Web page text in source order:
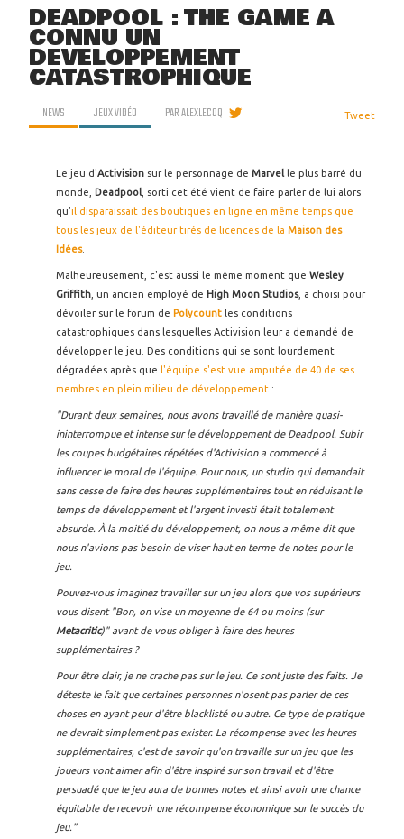
DEADPOOL : THE GAME A
CONNU UN
DÉVELOPPEMENT
CATASTROPHIQUE
NEWS JEUX VIDÉO PARALEXLECOQ Tweet
Le jeu d'Activision sur le personnage de Marvel le plus barré du
monde, Deadpool , sorti cet été vient de faire parler de lui alors
qu'il disparaissait des boutiques en ligne en même temps que
tous les jeux de l'éditeur tirés de licences de la Maison des
Idées.
Malheureusement, c'est aussi le même moment que Wesley
Griffith , un ancien employé de High Moon Studios, a choisi pour
dévoiler sur le forum de Polycount les conditions
catastrophiques dans lesquelles Activision leur a demandé de
développer le jeu. Des conditions qui se sont lourdement
dégradées après que l'équipe s'est vue amputée de 40 de ses
membres en plein milieu de développement :
"Durant deux semaines, nous avons travaillé de manière quasi-
ininterrompue et intense sur le développement de Deadpool. Subir
les coupes budgétaires répétées d'Activision a commencé à
influencer le moral de l'équipe. Pour nous, un studio qui demandait
sans cesse de faire des heures supplémentaires tout en réduisant le
temps de développement et l'argent investi était totalement
absurde. À la moitié du développement, on nous a même dit que
nous n'avions pas besoin de viser haut en terme de notes pour le
jeu.
Pouvez-vous imaginez travailler sur un jeu alors que vos supérieurs
vous disent "Bon, on vise un moyenne de 64 ou moins (sur
Metacritic)" avant de vous obliger à faire des heures
supplémentaires ?
Pour être clair, je ne crache pas sur le jeu. Ce sont juste des faits. Je
déteste le fait que certaines personnes n'osent pas parler de ces
choses en ayant peur d'être blacklisté ou autre. Ce type de pratique
ne devrait simplement pas exister. La récompense avec les heures
supplémentaires, c'est de savoir qu'on travaille sur un jeu que les
joueurs vont aimer afin d'être inspiré sur son travail et d'être
persuadé que le jeu aura de bonnes notes et ainsi avoir une chance
équitable de recevoir une récompense économique sur le succès du
jeu."